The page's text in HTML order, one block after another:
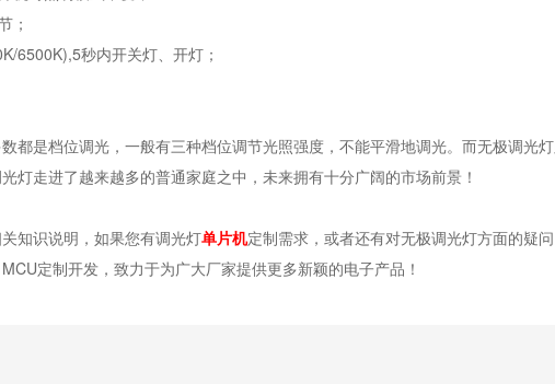
；
6500K),5秒内开关灯、开灯；
是档位调光，一般有三种档位调节光照强度，不能平滑地调光。而无极调光
灯走进了越来越多的普通家庭之中，未来拥有十分广阔的市场前景！
知识说明，如果您有调光灯单片机定制需求，或者还有对无极调光灯方面的疑
定制开发，致力于为广大厂家提供更多新颖的电子产品！